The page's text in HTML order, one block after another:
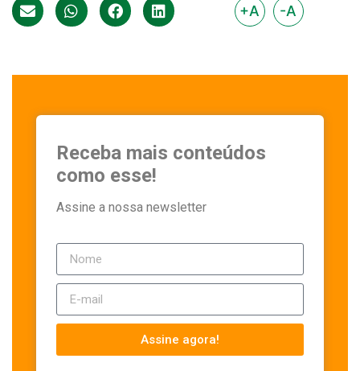
+A -A
Receba mais conteúdos
como esse!
Assine a nossa newsletter
Assine agora!